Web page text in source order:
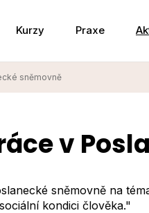
Kurzy Praxe
sněmovně
v
sněmovně na
kondici člověka."